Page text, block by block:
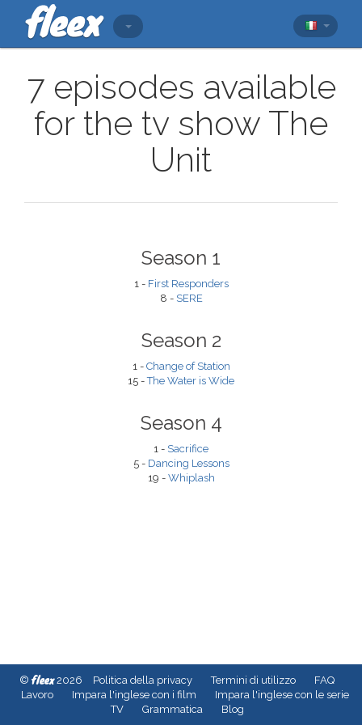
7 episodes available
for the tv show The
Unit
Season 1
1 - First Responders
8 - SERE
Season 2
1 - Change of Station
15 -The Water is Wide
Season 4
1 - Sacrifice
5 - Dancing Lessons
19 - Whiplash
© fleex2026 Politica della privacy Termini di utilizzo
FAQ
Lavoro
Impara l'inglese con i film
Impara l'inglese con le serie
TV
Grammatica Blog